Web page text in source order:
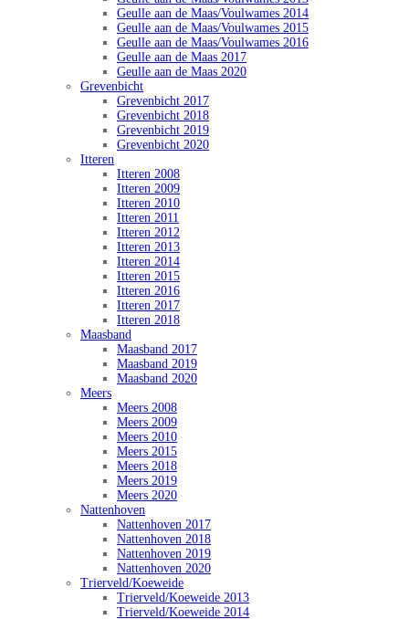
Geulle aan de Maas/Voulwames 2014
Geulle aan de Maas/Voulwames 2015
Geulle aan de Maas/Voulwames 2016
Geulle aan de Maas 2017
Geulle aan de Maas 2020
Grevenbicht
Grevenbicht 2017
Grevenbicht 2018
Grevenbicht 2019
Grevenbicht 2020
Itteren
Itteren 2008
Itteren 2009
Itteren 2010
Itteren 2011
Itteren 2012
Itteren 2013
Itteren 2014
Itteren 2015
Itteren 2016
Itteren 2017
Itteren 2018
Maasband
Maasband 2017
Maasband 2019
Maasband 2020
Meers
Meers 2008
Meers 2009
Meers 2010
Meers 2015
Meers 2018
Meers 2019
Meers 2020
Nattenhoven
Nattenhoven 2017
Nattenhoven 2018
Nattenhoven 2019
Nattenhoven 2020
Trierveld/Koeweide
Trierveld/Koeweide 2013
Trierveld/Koeweide 2014